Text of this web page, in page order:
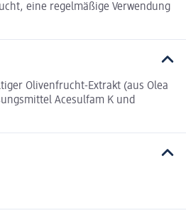
eine regelmäßige Verwendung
Olivenfrucht-Extrakt (aus Olea
Acesulfam K und